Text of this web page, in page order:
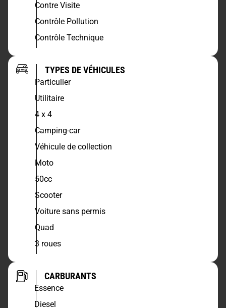
Contre Visite
Contrôle Pollution
Contrôle Technique
TYPES DE VÉHICULES
Particulier
Utilitaire
4 x 4
Camping-car
Véhicule de collection
Moto
50cc
Scooter
Voiture sans permis
Quad
3 roues
CARBURANTS
Essence
Diesel